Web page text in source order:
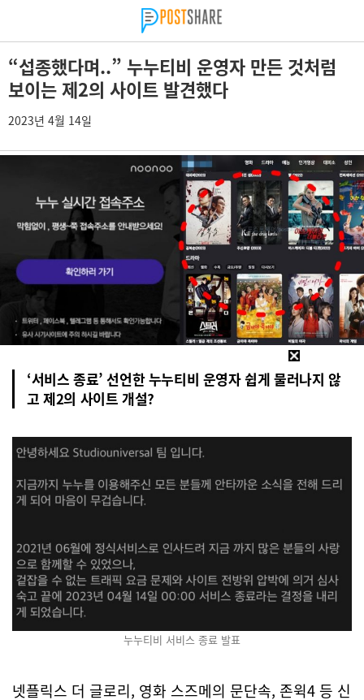
“섭종했다며..” 누누티비 운영자 만든 것처럼
보이는 제2의 사이트 발견했다
2023년 4월 14일
‘서비스 종료’ 선언한 누누티비 운영자 쉽게 물러나지 않
고 제2의 사이트 개설?
누누티비 서비스 종료 발표
넷플릭스 더 글로리, 영화 스즈메의 문단속, 존윅4 등 신